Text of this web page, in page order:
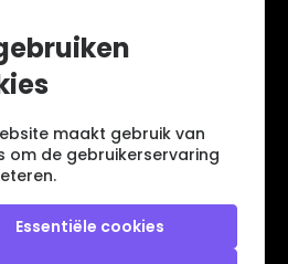
maakt gebruik van
om de gebruikerservaring
Essentiële cookies